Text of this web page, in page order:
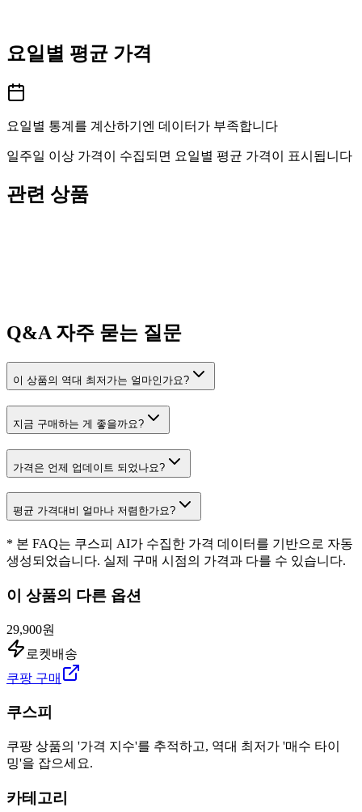
요일별 평균 가격
요일별 통계를 계산하기엔 데이터가 부족합니다
일주일 이상 가격이 수집되면 요일별 평균 가격이 표시됩니다
관련 상품
Q&A자주 묻는 질문
이 상품의 역대 최저가는 얼마인가요?
지금 구매하는 게 좋을까요?
가격은 언제 업데이트 되었나요?
평균 가격대비 얼마나 저렴한가요?
* 본 FAQ는 쿠스피 AI가 수집한 가격 데이터를 기반으로 자동
생성되었습니다. 실제 구매 시점의 가격과 다를 수 있습니다.
이 상품의 다른 옵션
29,900원
로켓배송
쿠팡 구매
쿠스피
쿠팡 상품의 '가격 지수'를 추적하고, 역대 최저가 '매수 타이
밍'을 잡으세요.
카테고리